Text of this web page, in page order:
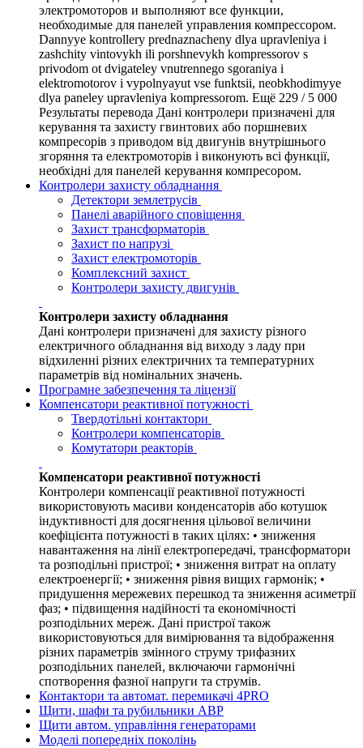
электромоторов и выполняют все функции,
необходимые для панелей управления компрессором.
Dannyye kontrollery prednaznacheny dlya upravleniya i
zashchity vintovykh ili porshnevykh kompressorov s
privodom ot dvigateley vnutrennego sgoraniya i
elektromotorov i vypolnyayut vse funktsii, neobkhodimyye
dlya paneley upravleniya kompressorom. Ещё 229 / 5 000
Результаты перевода Дані контролери призначені для
керування та захисту гвинтових або поршневих
компресорів з приводом від двигунів внутрішнього
згоряння та електромоторів і виконують всі функції,
необхідні для панелей керування компресором.
Контролери захисту обладнання
Детектори землетрусів
Панелі аварійного сповіщення
Захист трансформаторів
Захист по напрузі
Захист електромоторів
Комплексний захист
Контролери захисту двигунів
Контролери захисту обладнання
Дані контролери призначені для захисту різного
електричного обладнання від виходу з ладу при
відхиленні різних електричних та температурних
параметрів від номінальних значень.
Програмне забезпечення та ліцензії
Компенсатори реактивної потужності
Твердотільні контактори
Контролери компенсаторів
Комутатори реакторів
Компенсатори реактивної потужності
Контролери компенсації реактивної потужності
використовують масиви конденсаторів або котушок
індуктивності для досягнення цільової величини
коефіцієнта потужності в таких цілях: • зниження
навантаження на лінії електропередачі, трансформатори
та розподільні пристрої; • зниження витрат на оплату
електроенергії; • зниження рівня вищих гармонік; •
придушення мережевих перешкод та зниження асиметрії
фаз; • підвищення надійності та економічності
розподільних мереж. Дані пристрої також
використовуються для вимірювання та відображення
різних параметрів змінного струму трифазних
розподільних панелей, включаючи гармонічні
спотворення фазної напруги та струмів.
Контактори та автомат. перемикачі 4PRO
Щити, шафи та рубильники АВР
Щити автом. управління генераторами
Моделі попередніх поколінь